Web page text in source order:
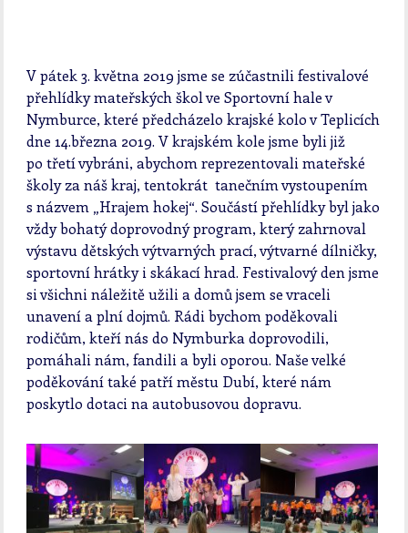
V pátek 3. května 2019 jsme se zúčastnili festivalové
přehlídky mateřských škol ve Sportovní hale v
Nymburce, které předcházelo krajské kolo v Teplicích
dne 14.března 2019. V krajském kole jsme byli již
po třetí vybráni, abychom reprezentovali mateřské
školy za náš kraj, tentokrát tanečním vystoupením
s názvem „Hrajem hokej“. Součástí přehlídky byl jako
vždy bohatý doprovodný program, který zahrnoval
výstavu dětských výtvarných prací, výtvarné dílničky,
sportovní hrátky i skákací hrad. Festivalový den jsme
si všichni náležitě užili a domů jsem se vraceli
unavení a plní dojmů. Rádi bychom poděkovali
rodičům, kteří nás do Nymburka doprovodili,
pomáhali nám, fandili a byli oporou. Naše velké
poděkování také patří městu Dubí, které nám
poskytlo dotaci na autobusovou dopravu.